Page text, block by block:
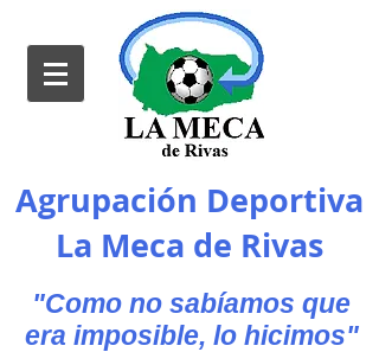
Agrupación Deportiva
La Meca de Rivas
"Como no sabíamos que
era imposible, lo hicimos"